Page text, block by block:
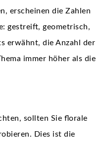
erscheinen die Zahlen
gestreift, geometrisch,
erwähnt, die Anzahl der
immer höher als die
sollten Sie florale
Dies ist die